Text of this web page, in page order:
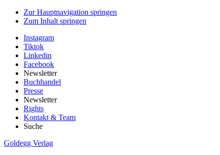
Zur Hauptnavigation springen
Zum Inhalt springen
Instagram
Tiktok
Linkedin
Facebook
Newsletter
Buchhandel
Presse
Newsletter
Rights
Kontakt & Team
Suche
Goldegg Verlag